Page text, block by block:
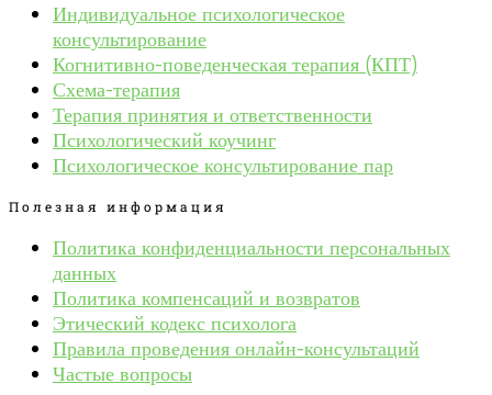
Индивидуальное психологическое
консультирование
Когнитивно-поведенческая терапия (КПТ)
Схема-терапия
Терапия принятия и ответственности
Психологический коучинг
Психологическое консультирование пар
Полезная информация
Политика конфиденциальности персональных
данных
Политика компенсаций и возвратов
Этический кодекс психолога
Правила проведения онлайн-консультаций
Частые вопросы